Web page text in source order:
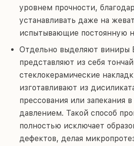
уровнем прочности,
устанавливать даже на
испытывающие постоянную
Отдельно выделяют виниры
представляют из себя
стеклокерамические
изготавливают из
прессования или запекания
давлением. Такой способ
полностью исключает
дефектов, делая